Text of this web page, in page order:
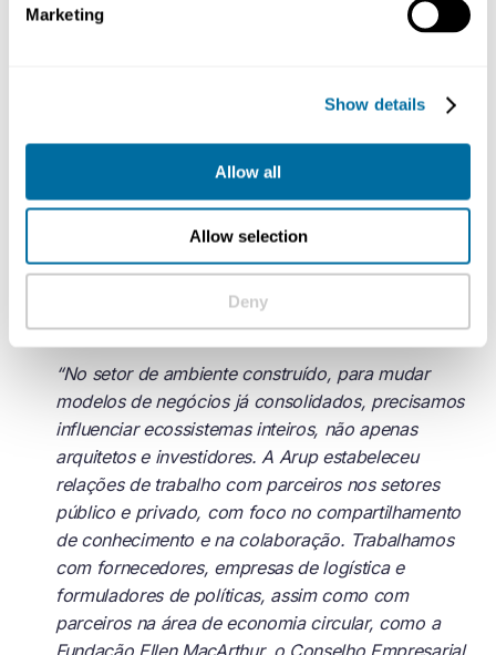
Marketing
Show details
Allow all
Allow selection
Deny
Isabelle Gubelmann-Bonneau, vice-presidente
organizações pode ajudar a superar barreiras
sistêmicas, remover aprisionamentos e aumentar a
ambição de forma geral. Criar as condições adequadas
para parcerias focadas em uma missão pode facilitar e
agilizar a ação conjunta em torno de desafios da
“
“No setor de ambiente construído, para mudar
modelos de negócios já consolidados, precisamos
influenciar ecossistemas inteiros, não apenas
arquitetos e investidores. A Arup estabeleceu
relações de trabalho com parceiros nos setores
público e privado, com foco no compartilhamento
de conhecimento e na colaboração. Trabalhamos
com fornecedores, empresas de logística e
formuladores de políticas, assim como com
parceiros na área de economia circular, como a